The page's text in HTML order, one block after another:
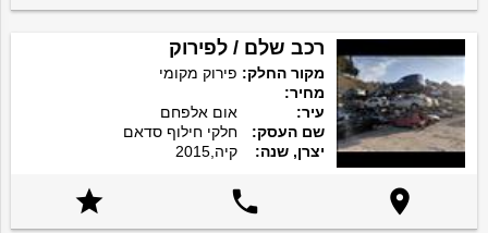
רכב שלם / לפירוק
מקור החלק: פירוק מקומי
מחיר:
עיר:
אום אלפחם
שם העסק:
חלקי חילוף סדאם
יצרן, שנה:
קיה,2015


